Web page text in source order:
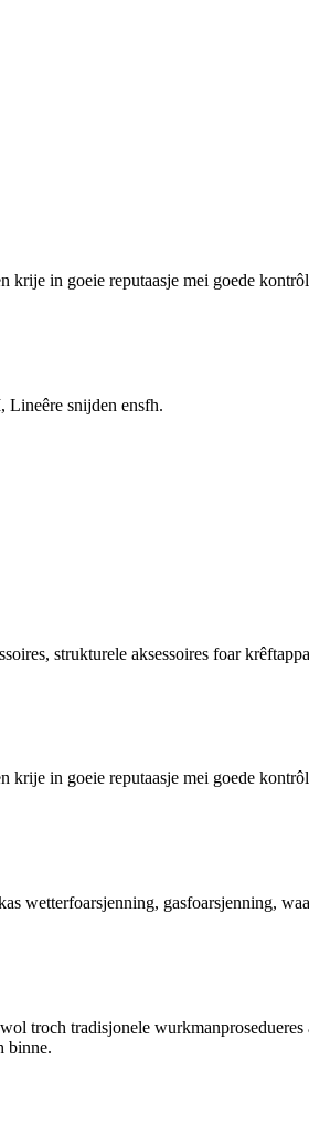
krije in goeie reputaasje mei goede
snijden ensfh.
strukturele aksessoires foar
krije in goeie reputaasje mei goede
wetterfoarsjenning, gasfoarsjenning,
troch tradisjonele
binne.